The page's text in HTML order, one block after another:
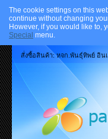
The cookie settings on this
continue without changing
However, if you would like to,
Special menu.
สั่งซื้อสินค้า: หจก.พันธุ์ทิพย์ อิน